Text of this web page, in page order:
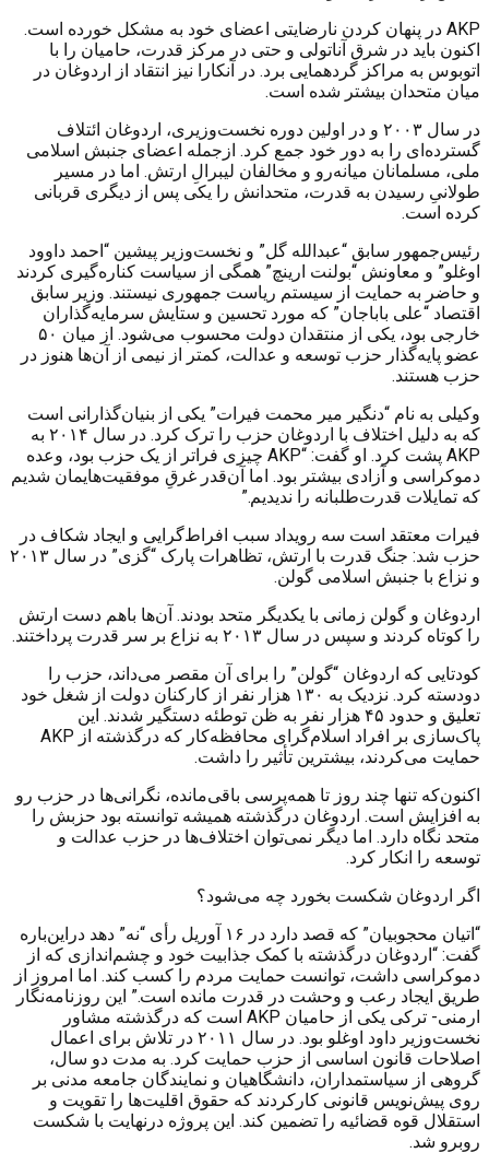
AKP در پنهان کردن نارضایتی اعضای خود به مشکل خورده است.
اکنون باید در شرق آناتولی و حتی در مرکز قدرت، حامیان را با
اتوبوس به مراکز گردهمایی برد. در آنکارا نیز انتقاد از اردوغان در
میان متحدان بیشتر شده است.
در سال ۲۰۰۳ و در اولین دوره نخست‌وزیری، اردوغان ائتلاف
گسترده‌ای را به دور خود جمع کرد. ازجمله اعضای جنبش اسلامی
ملی، مسلمانان میانه‌رو و مخالفان لیبرالِ ارتش. اما در مسیر
طولانیِ رسیدن به قدرت، متحدانش را یکی پس از دیگری قربانی
کرده است.
رئیس‌جمهور سابق “عبدالله گل” و نخست‌وزیر پیشین “احمد داوود
اوغلو” و معاونش “بولنت ارینچ” همگی از سیاست کناره‌گیری کردند
و حاضر به حمایت از سیستم ریاست جمهوری نیستند. وزیر سابق
اقتصاد “علی باباجان” که مورد تحسین و ستایش سرمایه‌گذاران
خارجی بود، یکی از منتقدان دولت محسوب می‌شود. از میان ۵۰
عضو پایه‌گذار حزب توسعه و عدالت، کمتر از نیمی از آن‌ها هنوز در
حزب هستند.
وکیلی به نام “دنگیر میر محمت فیرات” یکی از بنیان‌گذارانی است
که به دلیل اختلاف با اردوغان حزب را ترک کرد. در سال ۲۰۱۴ به
AKP پشت کرد. او گفت: “AKP چیزی فراتر از یک حزب بود، وعده
دموکراسی و آزادی بیشتر بود. اما آن‌قدر غرقِ موفقیت‌هایمان شدیم
که تمایلات قدرت‌طلبانه را ندیدیم.”
فیرات معتقد است سه رویداد سبب افراط‌گرایی و ایجاد شکاف در
حزب شد: جنگ قدرت با ارتش، تظاهرات پارک “گزی” در سال ۲۰۱۳
و نزاع با جنبش اسلامی گولن.
اردوغان و گولن زمانی با یکدیگر متحد بودند. آن‌ها باهم دست ارتش
را کوتاه کردند و سپس در سال ۲۰۱۳ به نزاع بر سر قدرت پرداختند.
کودتایی که اردوغان “گولن” را برای آن مقصر می‌داند، حزب را
دودسته کرد. نزدیک به ۱۳۰ هزار نفر از کارکنان دولت از شغل خود
تعلیق و حدود ۴۵ هزار نفر به ظن توطئه دستگیر شدند. این
پاک‌سازی بر افراد اسلام‌گرای محافظه‌کار که درگذشته از AKP
حمایت می‌کردند، بیشترین تأثیر را داشت.
اکنون‌که تنها چند روز تا همه‌پرسی باقی‌مانده، نگرانی‌ها در حزب رو
به افزایش است. اردوغان درگذشته همیشه توانسته بود حزبش را
متحد نگاه دارد. اما دیگر نمی‌توان اختلاف‌ها در حزب عدالت و
توسعه را انکار کرد.
اگر اردوغان شکست بخورد چه می‌شود؟
“اتیان محجوبیان” که قصد دارد در ۱۶ آوریل رأی “نه” دهد دراین‌باره
گفت: “اردوغان درگذشته با کمک جذابیت خود و چشم‌اندازی که از
دموکراسی داشت، توانست حمایت مردم را کسب کند. اما امروز از
طریق ایجاد رعب و وحشت در قدرت مانده است.” این روزنامه‌نگار
ارمنی- ترکی یکی از حامیان AKP است که درگذشته مشاور
نخست‌وزیر داود اوغلو بود. در سال ۲۰۱۱ در تلاش برای اعمال
اصلاحات قانون اساسی از حزب حمایت کرد. به مدت دو سال،
گروهی از سیاستمداران، دانشگاهیان و نمایندگان جامعه مدنی بر
روی پیش‌نویس قانونی کارکردند که حقوق اقلیت‌ها را تقویت و
استقلال قوه قضائیه را تضمین کند. این پروژه درنهایت با شکست
روبرو شد.